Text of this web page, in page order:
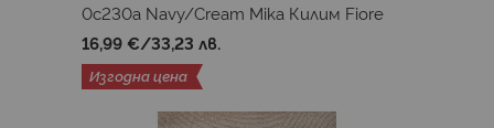
0c230a Navy/Cream Mika Килим Fiore
16,99 €/33,23 лв.
Изгодна цена